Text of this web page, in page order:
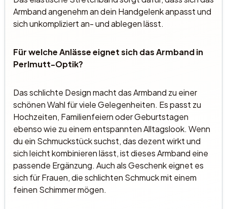
Armband angenehm an dein Handgelenk anpasst und
sich unkompliziert an- und ablegen lässt.
Für welche Anlässe eignet sich das Armband in
Perlmutt-Optik?
Das schlichte Design macht das Armband zu einer
schönen Wahl für viele Gelegenheiten. Es passt zu
Hochzeiten, Familienfeiern oder Geburtstagen
ebenso wie zu einem entspannten Alltagslook. Wenn
du ein Schmuckstück suchst, das dezent wirkt und
sich leicht kombinieren lässt, ist dieses Armband eine
passende Ergänzung. Auch als Geschenk eignet es
sich für Frauen, die schlichten Schmuck mit einem
feinen Schimmer mögen.